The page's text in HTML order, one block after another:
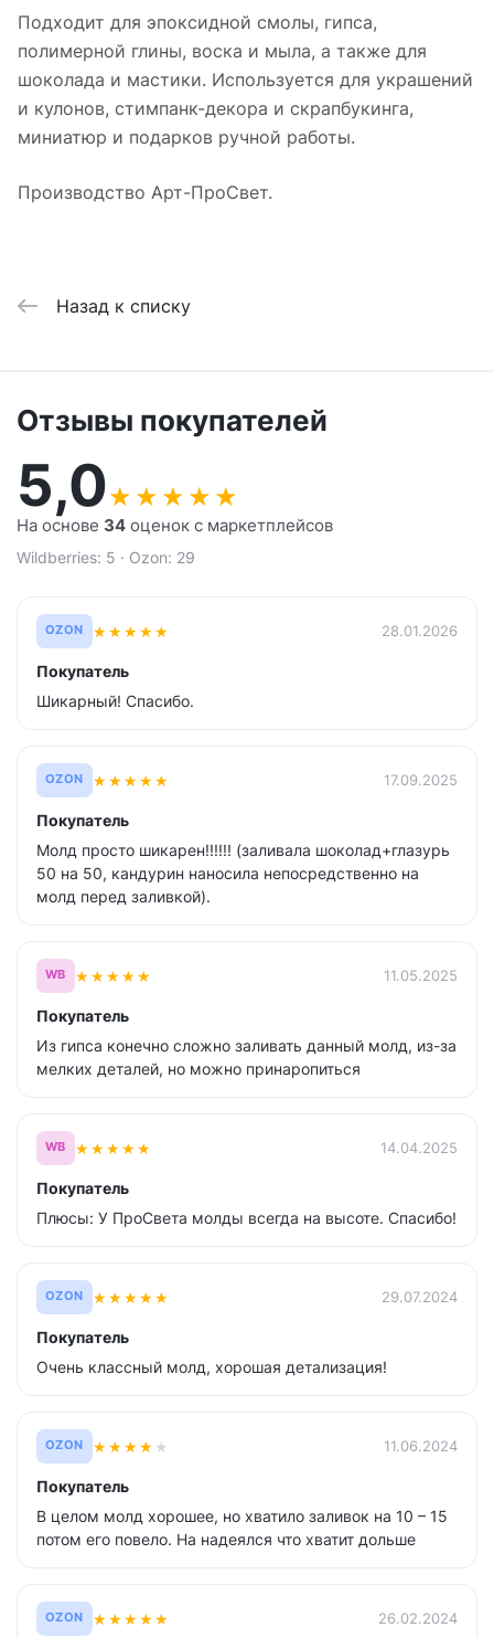
Подходит для эпоксидной смолы, гипса,
полимерной глины, воска и мыла, а также для
шоколада и мастики. Используется для украшений
и кулонов, стимпанк-декора и скрапбукинга,
миниатюр и подарков ручной работы.
Производство Арт-ПроСвет.
Назад к списку
Отзывы покупателей
5,0★ ★ ★ ★ ★
На основе 34 оценок с маркетплейсов
Wildberries: 5 · Ozon: 29
OZON ★★★★★ 28.01.2026
Покупатель
Шикарный! Спасибо.
OZON ★★★★★ 17.09.2025
Покупатель
Молд просто шикарен!!!!!! (заливала шоколад+глазурь
50 на 50, кандурин наносила непосредственно на
молд перед заливкой).
WB ★★★★★ 11.05.2025
Покупатель
Из гипса конечно сложно заливать данный молд, из-за
мелких деталей, но можно принаропиться
WB ★★★★★ 14.04.2025
Покупатель
Плюсы: У ПроСвета молды всегда на высоте. Спасибо!
OZON ★★★★★ 29.07.2024
Покупатель
Очень классный молд, хорошая детализация!
OZON ★★★★ ★ 11.06.2024
Покупатель
В целом молд хорошее, но хватило заливок на 10 – 15
потом его повело. На надеялся что хватит дольше
OZON ★★★★★ 26.02.2024